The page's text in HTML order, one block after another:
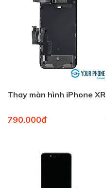
Thay màn hình iPhone XR
790.000đ